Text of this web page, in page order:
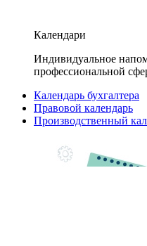
Календари
Индивидуальное
профессиональной
Календарь бухгалтера
Правовой календарь
Производственный